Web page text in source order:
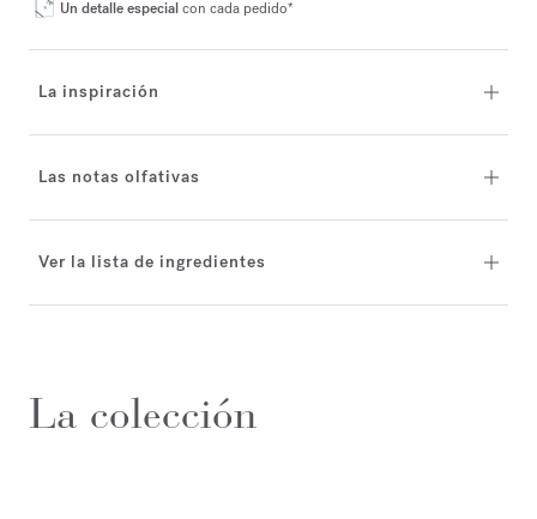
Un detalle especialcon cada pedido*
La inspiración
Las notas olfativas
Ver la lista de ingredientes
La colección